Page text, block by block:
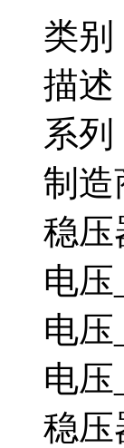
类别
描述
系列
制造
稳压
电压
电压
电压
稳压